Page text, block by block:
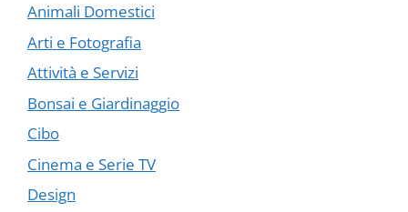
Animali Domestici
Arti e Fotografia
Attività e Servizi
Bonsai e Giardinaggio
Cibo
Cinema e Serie TV
Design